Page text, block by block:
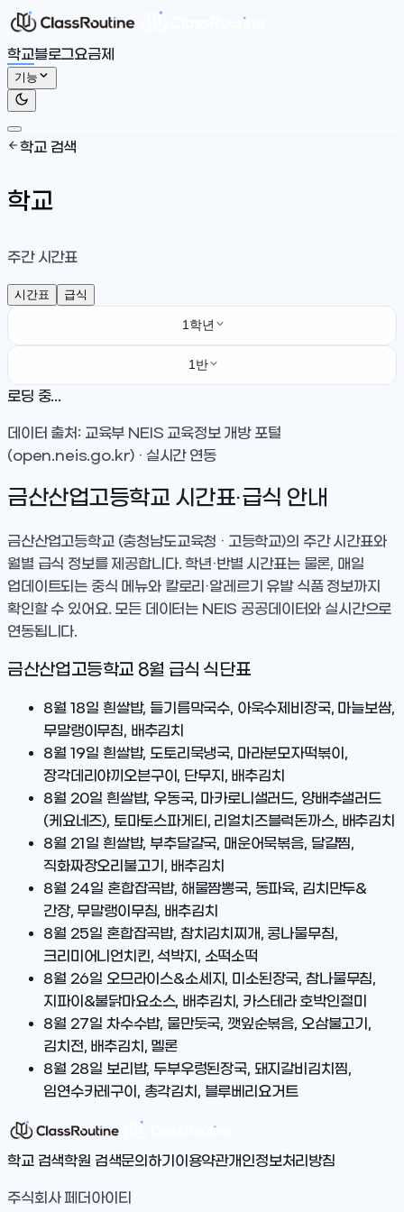
학교블로그요금제
기능
학교 검색
학교
주간 시간표
시간표 급식
1학년
1반
로딩 중...
데이터 출처: 교육부 NEIS 교육정보 개방 포털
(open.neis.go.kr) · 실시간 연동
금산산업고등학교 시간표·급식 안내
금산산업고등학교(충청남도교육청 · 고등학교)의 주간 시간표와
월별 급식 정보를 제공합니다. 학년·반별 시간표는 물론, 매일
업데이트되는 중식 메뉴와 칼로리·알레르기 유발 식품 정보까지
확인할 수 있어요. 모든 데이터는 NEIS 공공데이터와 실시간으로
연동됩니다.
금산산업고등학교 8월 급식 식단표
8월 18일 흰쌀밥, 들기름막국수, 아욱수제비장국, 마늘보쌈,
무말랭이무침, 배추김치
8월 19일 흰쌀밥, 도토리묵냉국, 마라분모자떡볶이,
장각데리야끼오븐구이, 단무지, 배추김치
8월 20일 흰쌀밥, 우동국, 마카로니샐러드, 양배추샐러드
(케요네즈), 토마토스파게티, 리얼치즈블럭돈까스, 배추김치
8월 21일 흰쌀밥, 부추달걀국, 매운어묵볶음, 달걀찜,
직화짜장오리불고기, 배추김치
8월 24일 혼합잡곡밥, 해물짬뽕국, 동파육, 김치만두&
간장, 무말랭이무침, 배추김치
8월 25일 혼합잡곡밥, 참치김치찌개, 콩나물무침,
크리미어니언치킨, 석박지, 소떡소떡
8월 26일 오므라이스&소세지, 미소된장국, 참나물무침,
지파이&불닭마요소스, 배추김치, 카스테라 호박인절미
8월 27일 차수수밥, 물만둣국, 깻잎순볶음, 오삼불고기,
김치전, 배추김치, 멜론
8월 28일 보리밥, 두부우렁된장국, 돼지갈비김치찜,
임연수카레구이, 총각김치, 블루베리요거트
학교 검색학원 검색문의하기 이용약관개인정보처리방침
주식회사 페더아이티